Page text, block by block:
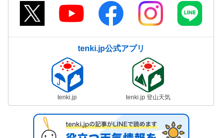
tenki.jp公式アプリ
tenki.jp tenki.jp 登山天気